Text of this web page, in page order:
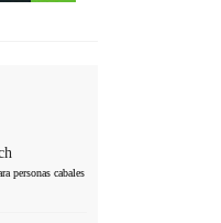
personas cabales